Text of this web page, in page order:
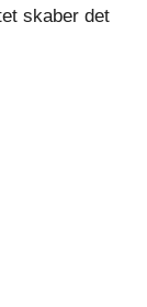
skaber det